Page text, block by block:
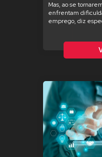
Mas, ao se
enfrentam
emprego, diz